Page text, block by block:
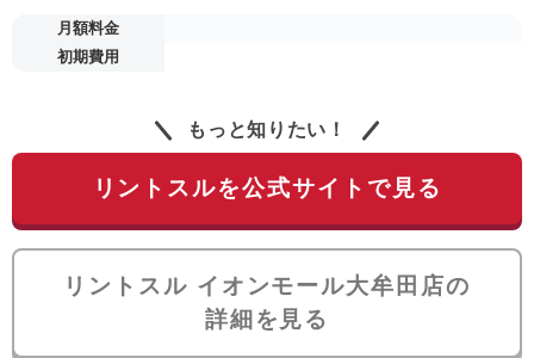
月額料金
初期費用
もっと知りたい！
リントスルを公式サイトで見る
リントスル イオンモール大牟田店の
詳細を見る